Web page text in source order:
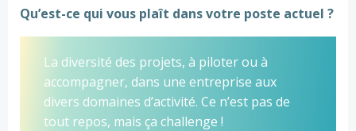
Qu’est-ce qui vous plaît dans votre poste actuel ?
La diversité des projets, à piloter ou à
accompagner, dans une entreprise aux
divers domaines d’activité. Ce n’est pas de
tout repos, mais ça challenge !